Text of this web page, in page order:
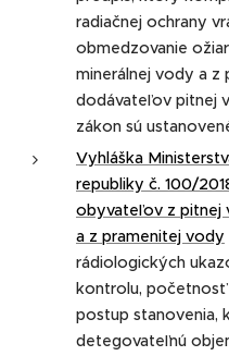
radiačnej ochrany
obmedzovanie
minerálnej vody a z
dodávateľov pitnej
zákon sú
Vyhláška
republiky č. 100/
obyvateľov z pitnej
a z pramenitej vody
rádiologických
kontrolu,
postup stanovenia,
detegovateľnú